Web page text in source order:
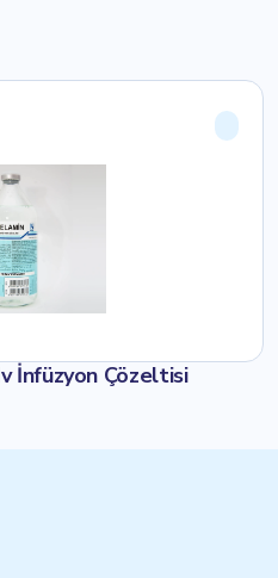
İnfüzyon Çözeltisi